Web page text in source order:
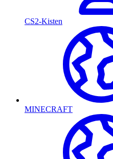
CS2-Kisten
MINECRAFT